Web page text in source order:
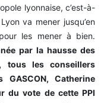
lyonnaise, c’est-à-
va mener jusqu’en
les mener à bien.
par la hausse des
tous les conseillers
Catherine
du vote de cette PPI